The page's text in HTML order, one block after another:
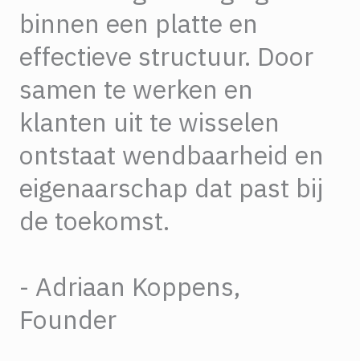
binnen een platte en
effectieve structuur. Door
samen te werken en
klanten uit te wisselen
ontstaat wendbaarheid en
eigenaarschap dat past bij
de toekomst.
- Adriaan Koppens,
Founder